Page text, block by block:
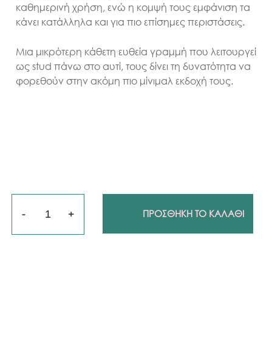
καθημερινή χρήση, ενώ η κομψή τους εμφάνιση τα
κάνει κατάλληλα και για πιο επίσημες περιστάσεις.
Mια μικρότερη κάθετη ευθεία γραμμή που λειτουργεί
ως stud πάνω στο αυτί, τους δίνει τη δυνατότητα να
φορεθούν στην ακόμη πιο μίνιμαλ εκδοχή τους.
Ποσότητα ΠΡΟΣΘΗΚΗ ΤΟ ΚΑΛΑΘΙ